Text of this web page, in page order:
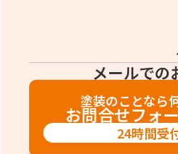
メールでの
塗装のことなら
お問合せフォ
24時間受